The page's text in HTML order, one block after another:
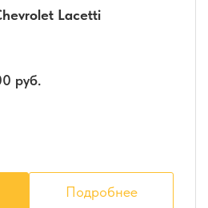
Lacetti
руб.
Подробнее